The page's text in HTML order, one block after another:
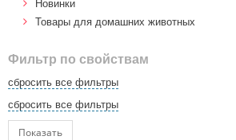
Новинки
Товары для домашних животных
Фильтр по свойствам
сбросить все фильтры
сбросить все фильтры
Показать